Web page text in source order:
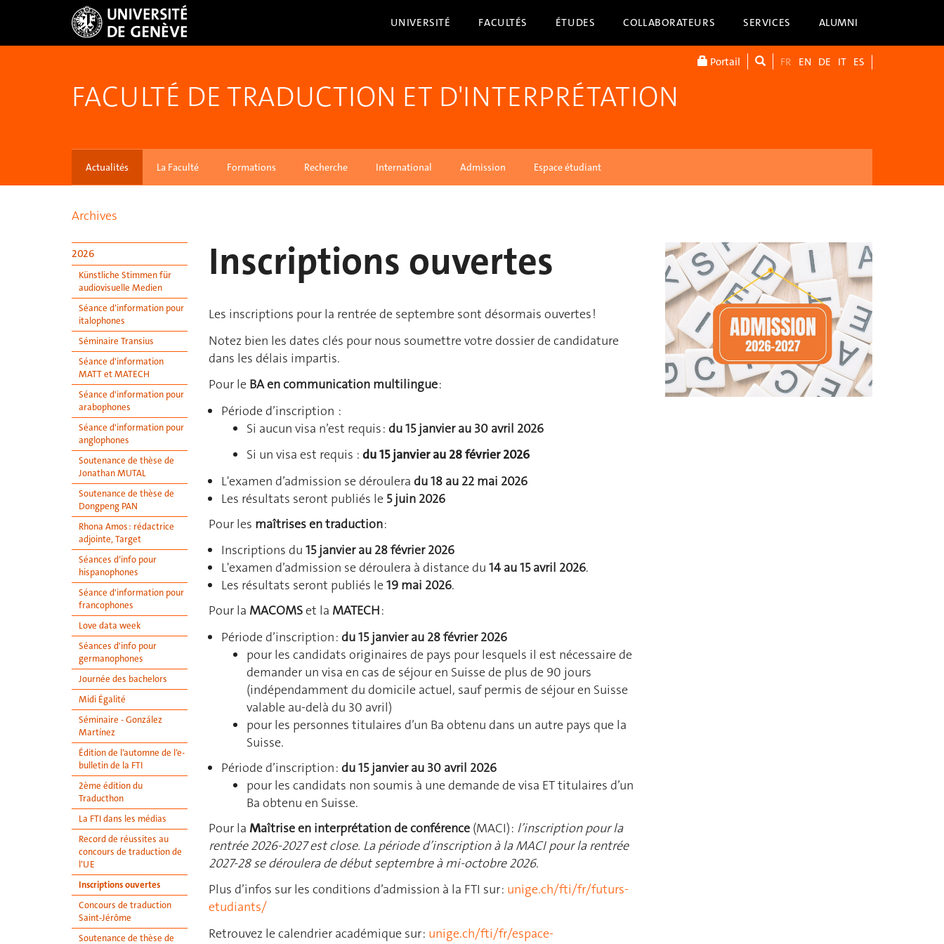
UNIVERSITÉ FACULTÉS ÉTUDES COLLABORATEURS SERVICES ALUMNI
Portail FR EN DE IT ES
FACULTÉ DE TRADUCTION ET D'INTERPRÉTATION
Actualités La Faculté Formations Recherche International Admission Espace étudiant
Archives
2026
Künstliche Stimmen für
audiovisuelle Medien
Séance d’information pour
italophones
Séminaire Transius
Séance d'information
MATT et MATECH
Séance d'information pour
arabophones
Séance d'information pour
anglophones
Soutenance de thèse de
Jonathan MUTAL
Soutenance de thèse de
Dongpeng PAN
Rhona Amos : rédactrice
adjointe, Target
Séances d’info pour
hispanophones
Séance d'information pour
francophones
Love data week
Séances d'info pour
germanophones
Journée des bachelors
Midi Égalité
Séminaire - González
Martínez
Édition de l’automne de l’e-
bulletin de la FTI
2ème édition du
Traducthon
La FTI dans les médias
Record de réussites au
concours de traduction de
l’UE
Inscriptions ouvertes
Concours de traduction
Saint-Jérôme
Soutenance de thèse de
Inscriptions ouvertes
Les inscriptions pour la rentrée de septembre sont désormais ouvertes !
Notez bien les dates clés pour nous soumettre votre dossier de candidature
dans les délais impartis.
Pour le BA en communication multilingue:
Période d’inscription :
Si aucun visa n’est requis : du 15 janvier au 30 avril 2026
Si un visa est requis : du 15 janvier au 28 février 2026
L'examen d’admission se déroulera du 18 au 22 mai 2026
Les résultats seront publiés le 5 juin 2026
Pour les maîtrises en traduction:
Inscriptions du 15janvier au 28 février 2026
L'examen d’admission se déroulera à distance du 14 au 15 avril 2026.
Les résultats seront publiés le19 mai 2026.
Pour la MACOMSet la MATECH:
Période d’inscription : du 15 janvier au 28 février 2026
pour les candidats originaires de pays pour lesquels il est nécessaire de
demander un visa en cas de séjour en Suisse de plus de 90 jours
(indépendamment du domicile actuel, sauf permis de séjour en Suisse
valable au-delà du 30 avril)
pour les personnes titulaires d’un Ba obtenu dans un autre pays que la
Suisse.
Période d’inscription : du 15 janvier au 30 avril 2026
pour les candidats non soumis à une demande de visa ET titulaires d’un
Ba obtenu en Suisse.
Pour la Maîtrise en interprétation de conférence (MACI) : l’inscription pour la
rentrée 2026-2027 est close. La période d’inscription à la MACI pour la rentrée
2027-28 se déroulera de début septembre à mi-octobre 2026.
Plus d’infos sur les conditions d’admission à la FTI sur : unige.ch/fti/fr/futurs-
etudiants/
Retrouvez le calendrier académique sur : unige.ch/fti/fr/espace-